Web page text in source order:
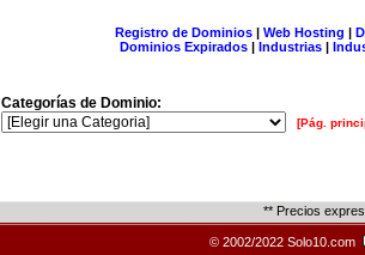
Registro de Dominios| Web Hosting |
Dominios Expirados | Industrias |
Categorías de Dominio:
[Pág.
** Precios
© 2002/2022 Solo10.com